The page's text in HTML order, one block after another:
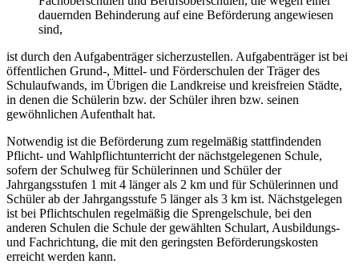
dauernden Behinderung auf eine Beförderung angewiesen
sind,
ist durch den Aufgabenträger sicherzustellen. Aufgabenträger ist bei
öffentlichen Grund-, Mittel- und Förderschulen der Träger des
Schulaufwands, im Übrigen die Landkreise und kreisfreien Städte,
in denen die Schülerin bzw. der Schüler ihren bzw. seinen
gewöhnlichen Aufenthalt hat.
Notwendig ist die Beförderung zum regelmäßig stattfindenden
Pflicht- und Wahlpflichtunterricht der nächstgelegenen Schule,
sofern der Schulweg für Schülerinnen und Schüler der
Jahrgangsstufen 1 mit 4 länger als 2 km und für Schülerinnen und
Schüler ab der Jahrgangsstufe 5 länger als 3 km ist. Nächstgelegen
ist bei Pflichtschulen regelmäßig die Sprengelschule, bei den
anderen Schulen die Schule der gewählten Schulart, Ausbildungs-
und Fachrichtung, die mit den geringsten Beförderungskosten
erreicht werden kann.